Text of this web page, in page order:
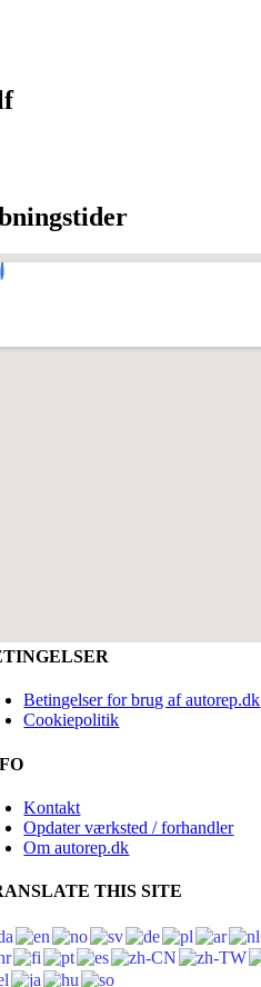
Betingelser for brug af autorep.dk
Cookiepolitik
Kontakt
Opdater værksted / forhandler
Om autorep.dk
THIS SITE